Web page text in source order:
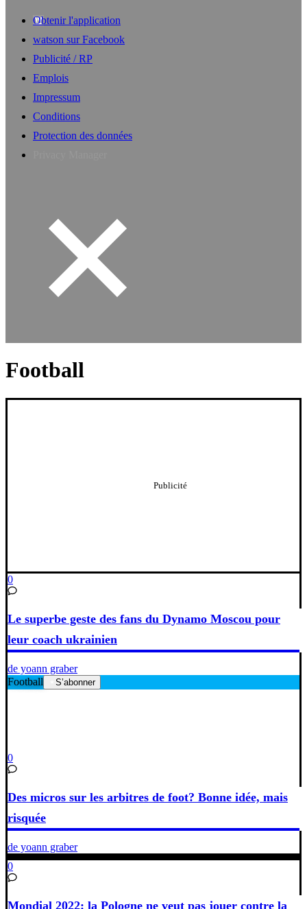
Obtenir l'application
watson sur Facebook
Publicité / RP
Emplois
Impressum
Conditions
Protection des données
Football
0
Le superbe geste des fans du Dynamo Moscou pour
leur coach ukrainien
de yoann graber
Football
S’abonner
0
Des micros sur les arbitres de foot? Bonne idée, mais
risquée
de yoann graber
0
Mondial 2022: la Pologne ne veut pas jouer contre la